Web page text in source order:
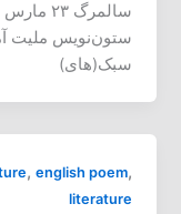
ستون‌نویس ملیت
سبک(های)
, english poem,
literature